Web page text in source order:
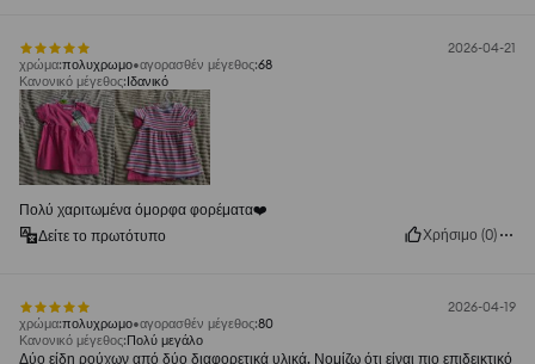
2026-04-21
χρώμα:πολυχρωμο αγορασθέν μέγεθος:68
Κανονικό μέγεθος:Ιδανικό
Πολύ χαριτωμένα όμορφα φορέματα❤️
Δείτε το πρωτότυπο
Χρήσιμο (0)
2026-04-19
χρώμα:πολυχρωμο αγορασθέν μέγεθος:80
Κανονικό μέγεθος:Πολύ μεγάλο
Δύο είδη ρούχων από δύο διαφορετικά υλικά. Νομίζω ότι είναι πιο επιδεικτικό